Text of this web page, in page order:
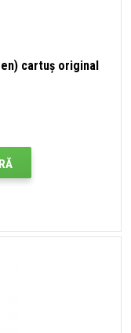
cartuș original